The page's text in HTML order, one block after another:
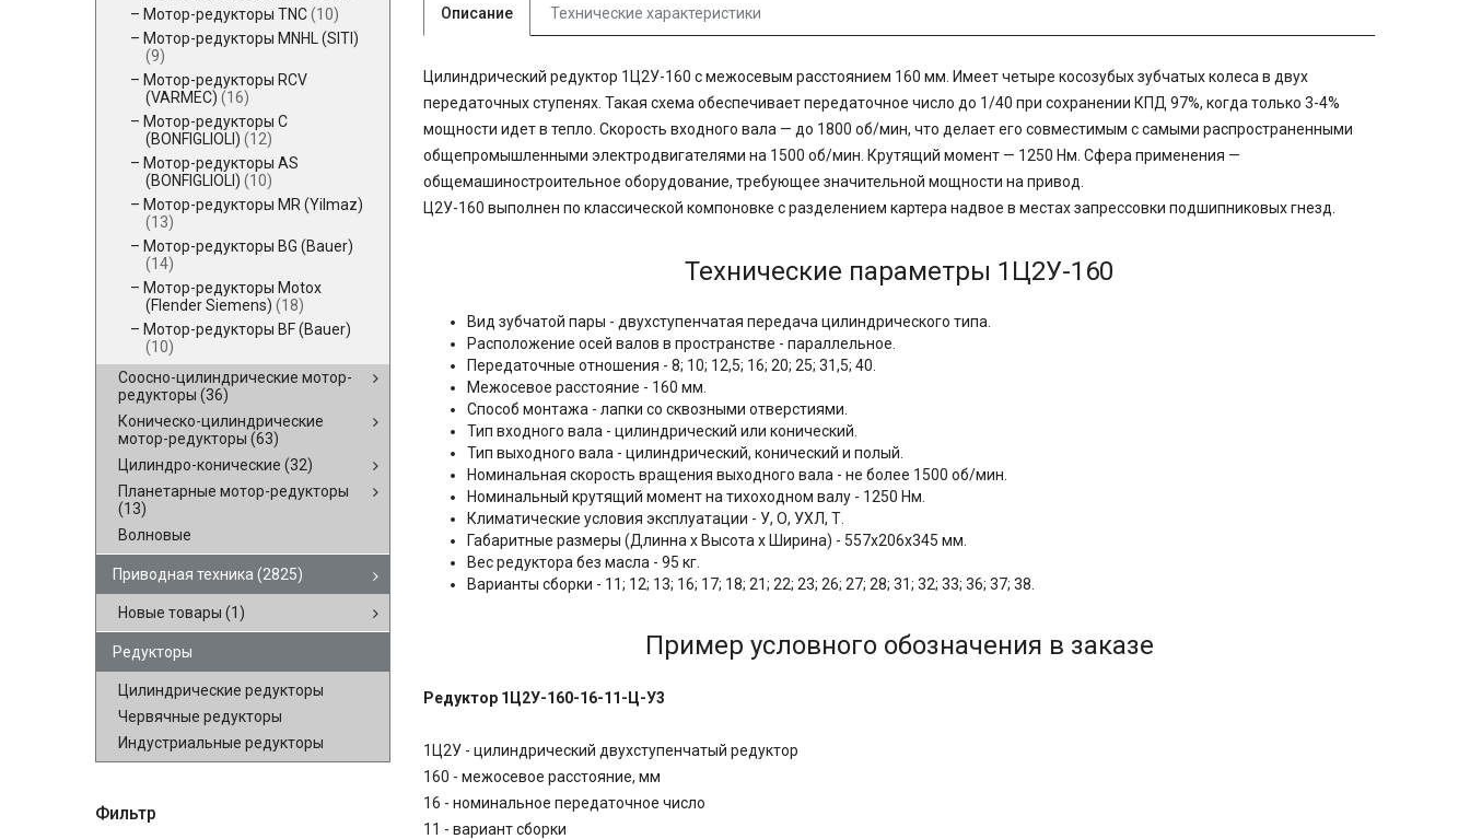
Мотор-редукторы TNC(10)
Мотор-редукторы MNHL (SITI)
(9)
Мотор-редукторы RCV
(VARMEC) (16)
Мотор-редукторы C
(BONFIGLIOLI) (12)
Мотор-редукторы AS
(BONFIGLIOLI) (10)
Мотор-редукторы MR (Yilmaz)
(13)
Мотор-редукторы BG (Bauer)
(14)
Мотор-редукторы Motox
(Flender Siemens) (18)
Мотор-редукторы BF (Bauer)
(10)
Соосно-цилиндрические мотор-
редукторы (36)
Коническо-цилиндрические
мотор-редукторы (63)
Цилиндро-конические (32)
Планетарные мотор-редукторы
(13)
Волновые
Приводная техника (2825)
Новые товары (1)
Редукторы
Цилиндрические редукторы
Червячные редукторы
Индустриальные редукторы
Фильтр
Описание Технические характеристики
Цилиндрический редуктор 1Ц2У-160 с межосевым расстоянием 160 мм. Имеет четыре косозубых зубчатых колеса в двух
передаточных ступенях. Такая схема обеспечивает передаточное число до 1/40 при сохранении КПД 97%, когда только 3-4%
мощности идет в тепло. Скорость входного вала — до 1800 об/мин, что делает его совместимым с самыми распространенными
общепромышленными электродвигателями на 1500 об/мин. Крутящий момент — 1250 Нм. Сфера применения —
общемашиностроительное оборудование, требующее значительной мощности на привод.
Ц2У-160 выполнен по классической компоновке с разделением картера надвое в местах запрессовки подшипниковых гнезд.
Технические параметры 1Ц2У-160
Вид зубчатой пары - двухступенчатая передача цилиндрического типа.
Расположение осей валов в пространстве - параллельное.
Передаточные отношения - 8; 10; 12,5; 16; 20; 25; 31,5; 40.
Межосевое расстояние - 160 мм.
Способ монтажа - лапки со сквозными отверстиями.
Тип входного вала - цилиндрический или конический.
Тип выходного вала - цилиндрический, конический и полый.
Номинальная скорость вращения выходного вала - не более 1500 об/мин.
Номинальный крутящий момент на тихоходном валу - 1250 Нм.
Климатические условия эксплуатации - У, О, УХЛ, Т.
Габаритные размеры (Длинна x Высота x Ширина) - 557х206х345 мм.
Вес редуктора без масла - 95 кг.
Варианты сборки - 11; 12; 13; 16; 17; 18; 21; 22; 23; 26; 27; 28; 31; 32; 33; 36; 37; 38.
Пример условного обозначения в заказе
Редуктор 1Ц2У-160-16-11-Ц-У3
1Ц2У - цилиндрический двухступенчатый редуктор
160 - межосевое расстояние, мм
16 - номинальное передаточное число
11 - вариант сборки